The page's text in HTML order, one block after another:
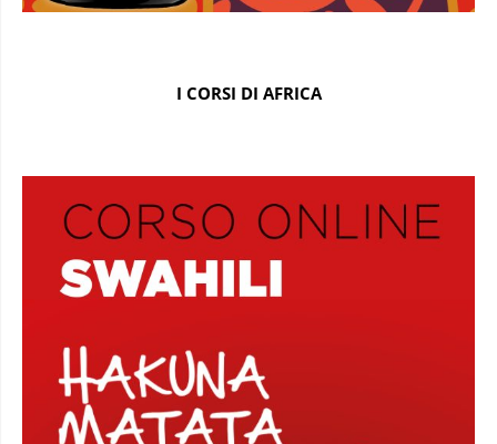
I CORSI DI AFRICA